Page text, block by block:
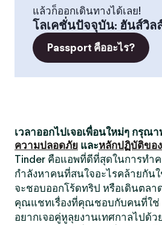
แล้วก็ออกเดินทางได้เลย!
โลเคชั่นปัจจุบัน: ฮันส์วิล
Passport คืออะไร?
เวลาออกไปเจอเพื่อนใหม่ๆ กรุณ
ความปลอดภัย และหลักปฏิบัติขอ
Tinder คือแอพที่ดีที่สุดในการทำ
กำลังหาคนที่สนใจอะไรคล้ายกัน
จะชอบออกโร้ดทริป หรือเดินตลา
คุณแชทเรื่องที่คุณชอบกับคนที่ใช่
อยากเจอคู่หูลุยงานเทศกาลไปด้